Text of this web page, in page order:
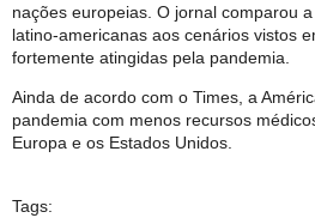
nações europeias. O jornal comparou
latino-americanas aos cenários vistos
fortemente atingidas pela pandemia.
Ainda de acordo com o Times, a
pandemia com menos recursos
Europa e os Estados Unidos.
Tags: